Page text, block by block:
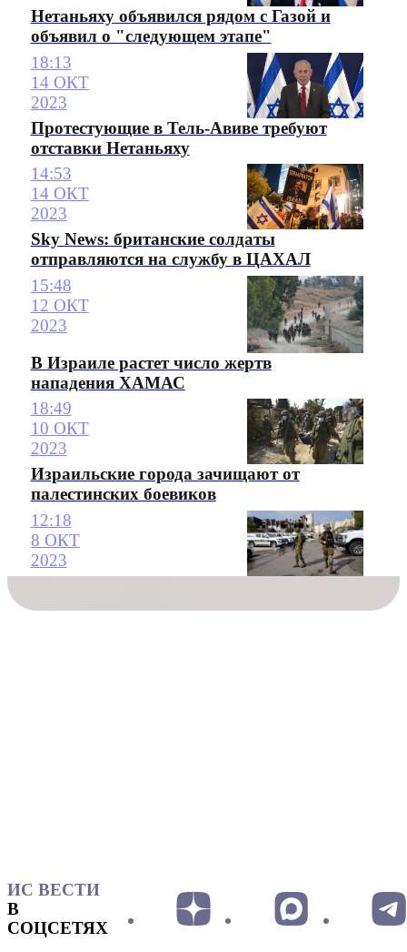
Нетаньяху объявился рядом с Газой и
объявил о "следующем этапе"
18:13
14 ОКТ
2023
Протестующие в Тель-Авиве требуют
отставки Нетаньяху
14:53
14 ОКТ
2023
Sky News: британские солдаты
отправляются на службу в ЦАХАЛ
15:48
12 ОКТ
2023
В Израиле растет число жертв
нападения ХАМАС
18:49
10 ОКТ
2023
Израильские города зачищают от
палестинских боевиков
12:18
8 ОКТ
2023
ИС ВЕСТИ
В
СОЦСЕТЯХ